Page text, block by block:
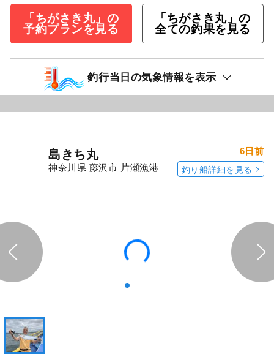
「ちがさき丸」の
予約プランを見る
「ちがさき丸」の
全ての釣果を見る
釣行当日の気象情報を表示
島きち丸
神奈川県 藤沢市 片瀬漁港
6日前
釣り船詳細を見る